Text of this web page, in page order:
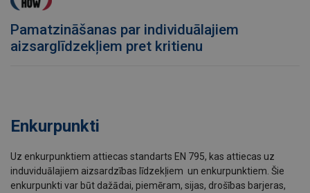
Pamatzināšanas par individuālajiem
aizsarglīdzekļiem pret kritienu
Enkurpunkti
Uz enkurpunktiem attiecas standarts EN 795, kas attiecas uz
induviduālajiem aizsardzības līdzekļiem un enkurpunktiem. Šie
enkurpunkti var būt dažādai, piemēram, sijas, drošības barjeras,